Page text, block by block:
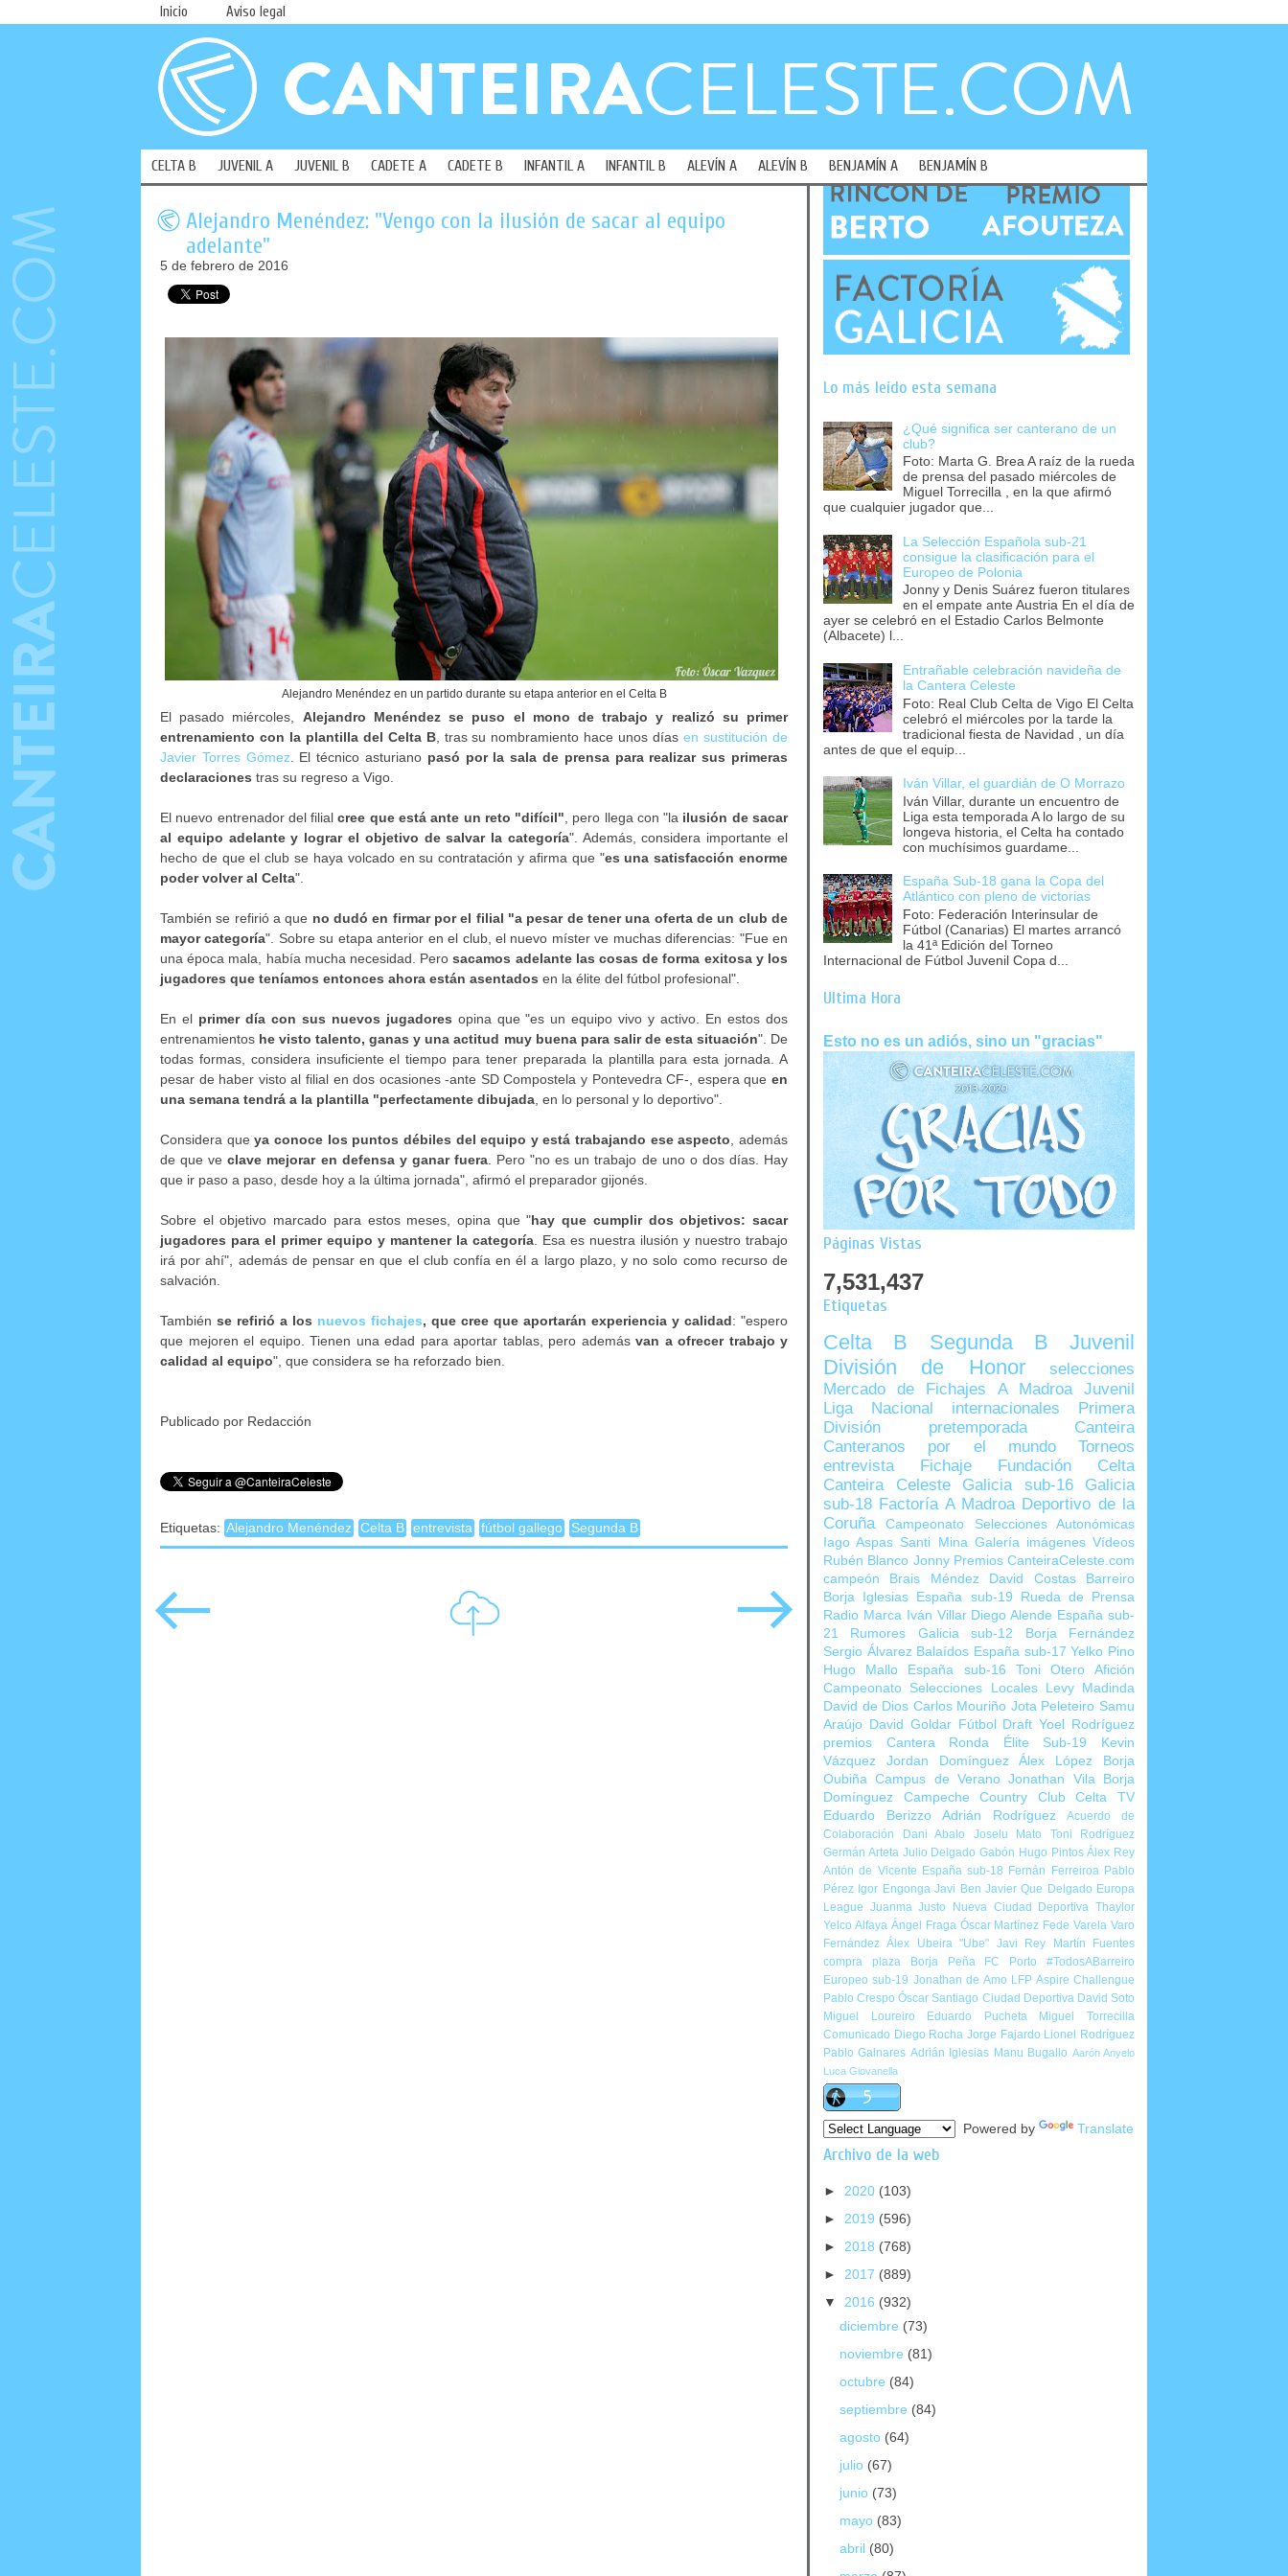
Inicio Aviso legal
CELTA B JUVENIL A JUVENIL B CADETE A CADETE B INFANTIL A INFANTIL B ALEVÍN A ALEVÍN B BENJAMÍN A BENJAMÍN B
Alejandro Menéndez: "Vengo con la ilusión de sacar al equipo
adelante"
5 de febrero de 2016
Alejandro Menéndez en un partido durante su etapa anterior en el Celta B
El pasado miércoles, Alejandro Menéndez se puso el mono de trabajo y realizó su primer
entrenamiento con la plantilla del Celta B, tras su nombramiento hace unos díasen sustitución de
Javier Torres Gómez. El técnico asturiano pasó por la sala de prensa para realizar sus primeras
declaraciones tras su regreso a Vigo.
El nuevo entrenador del filialcree que está ante un reto "difícil" , pero llega con "la ilusión de sacar
al equipo adelante y lograr el objetivo de salvar la categoría". Además, considera importante el
hecho de que el club se haya volcado en su contratación y afirma que "es una satisfacción enorme
poder volver al Celta".
También se refirió a que no dudó en firmar por el filial "a pesar de tener una oferta de un club de
mayor categoría". Sobre su etapa anterior en el club, el nuevo míster ve muchas diferencias: "Fue en
una época mala, había mucha necesidad. Perosacamos adelante las cosas de forma exitosa y los
jugadores que teníamos entonces ahora están asentados en la élite del fútbol profesional".
En el primer día con sus nuevos jugadores opina que "es un equipo vivo y activo. En estos dos
entrenamientos he visto talento, ganas y una actitud muy buena para salir de esta situación". De
todas formas, considera insuficiente el tiempo para tener preparada la plantilla para esta jornada. A
pesar de haber visto al filial en dos ocasiones -ante SD Compostela y Pontevedra CF-, espera que en
una semana tendrá a la plantilla "perfectamente dibujada , en lo personal y lo deportivo".
Considera queya conoce los puntos débiles del equipo y está trabajando ese aspecto , además
de que veclave mejorar en defensa y ganar fuera. Pero "no es un trabajo de uno o dos días. Hay
que ir paso a paso, desde hoy a la última jornada", afirmó el preparador gijonés.
Sobre el objetivo marcado para estos meses, opina que "hay que cumplir dos objetivos: sacar
jugadores para el primer equipo y mantener la categoría . Esa es nuestra ilusión y nuestro trabajo
irá por ahí", además de pensar en que el club confía en él a largo plazo, y no solo como recurso de
salvación.
También se refirió a los nuevos fichajes, que cree que aportarán experiencia y calidad: "espero
que mejoren el equipo. Tienen una edad para aportar tablas, pero además van a ofrecer trabajo y
calidad al equipo", que considera se ha reforzado bien.
Publicado por Redacción
Etiquetas: Alejandro Menéndez Celta B entrevista fútbol gallego Segunda B
Lo más leído esta semana
¿Qué significa ser canterano de un
club?
Foto: Marta G. Brea A raíz de la rueda
de prensa del pasado miércoles de
Miguel Torrecilla , en la que afirmó
que cualquier jugador que...
La Selección Española sub-21
consigue la clasificación para el
Europeo de Polonia
Jonny y Denis Suárez fueron titulares
en el empate ante Austria En el día de
ayer se celebró en el Estadio Carlos Belmonte
(Albacete) l...
Entrañable celebración navideña de
la Cantera Celeste
Foto: Real Club Celta de Vigo El Celta
celebró el miércoles por la tarde la
tradicional fiesta de Navidad , un día
antes de que el equip...
Iván Villar, el guardián de O Morrazo
Iván Villar, durante un encuentro de
Liga esta temporada A lo largo de su
longeva historia, el Celta ha contado
con muchísimos guardame...
España Sub-18 gana la Copa del
Atlántico con pleno de victorias
Foto: Federación Interinsular de
Fútbol (Canarias) El martes arrancó
la 41ª Edición del Torneo
Internacional de Fútbol Juvenil Copa d...
Última Hora
Esto no es un adiós, sino un "gracias"
Páginas Vistas
7,531,437
Etiquetas
Celta B Segunda B
Juvenil
División de Honor
selecciones
Mercado de Fichajes
A Madroa
Juvenil
Liga Nacional
internacionales
Primera
División
pretemporada
Canteira
Canteranos por el mundo
Torneos
entrevista
Fichaje
Fundación Celta
Canteira Celeste
Galicia sub-16
Galicia
sub-18 Factoría A Madroa Deportivo de la
Coruña
Campeonato Selecciones Autonómicas
Iago Aspas Santi Mina Galería imágenes Vídeos
Rubén Blanco Jonny Premios CanteiraCeleste.com
campeón
Brais Méndez David Costas
Barreiro
Borja Iglesias
España sub-19
Rueda de Prensa
Radio Marca
Iván Villar Diego Alende España sub-
21
Rumores Galicia sub-12
Borja Fernández
Sergio Álvarez Balaídos España sub-17 Yelko Pino
Hugo Mallo
España sub-16 Toni Otero
Afición
Campeonato Selecciones Locales
Levy Madinda
David de Dios Carlos Mouriño Jota Peleteiro Samu
Araújo David Goldar Fútbol Draft Yoel Rodríguez
premios Cantera
Ronda Élite Sub-19
Kevin
Vázquez
Jordan Domínguez Álex López
Borja
Oubiña Campus de Verano Jonathan Vila
Borja
Domínguez
Campeche Country Club
Celta TV
Eduardo Berizzo
Adrián Rodríguez
Acuerdo de
Colaboración
Dani Abalo Joselu Mato
Toni Rodríguez
Germán Arteta Julio Delgado Gabón Hugo Pintos Álex Rey
Antón de Vicente España sub-18 Fernán Ferreiroa Pablo
Pérez Igor Engonga Javi Ben Javier Que Delgado Europa
League Juanma Justo Nueva Ciudad Deportiva Thaylor
Yelco Alfaya Ángel Fraga Óscar Martínez Fede Varela Varo
Fernández Álex Ubeira "Ube" Javi Rey
Martín Fuentes
compra plaza
Borja Peña FC Porto
#TodosABarreiro
Europeo sub-19 Jonathan de Amo LFP Aspire Challengue
Pablo Crespo Óscar Santiago Ciudad Deportiva David Soto
Miguel Loureiro
Eduardo Pucheta
Miguel Torrecilla
Comunicado Diego Rocha Jorge Fajardo Lionel Rodríguez
Pablo Galnares Adrián Iglesias Manu Bugallo Aarón Anyelo
Luca Giovanella
Powered by Translate
Archivo de la web
► 2020 (103)
► 2019 (596)
► 2018 (768)
► 2017 (889)
▼ 2016 (932)
diciembre (73)
noviembre (81)
octubre (84)
septiembre (84)
agosto (64)
julio (67)
junio (73)
mayo (83)
abril (80)